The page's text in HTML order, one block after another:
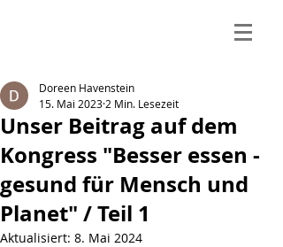
Unser Beitrag auf dem
Kongress "Besser essen -
gesund für Mensch und
Planet" / Teil 1
Doreen Havenstein
15. Mai 2023 2 Min. Lesezeit
Aktualisiert: 8. Mai 2024